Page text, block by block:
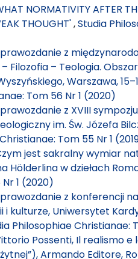
NORMATIVITY AFTER
THOUGHT',Studia
z
Filozofia – Teologia.
Warszawa,
Tom 56 Nr 1 (2020)
z XVIII
im. Św. Józefa
Tom 55 Nr 1
jest sakralny wymiar
Hölderlina w dziełach
1 (2020)
z konferencji
i kulturze, Uniwersytet
Philosophiae Christianae:
Possenti, Il realismo e
Armando Editore,